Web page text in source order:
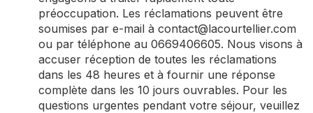
préoccupation. Les réclamations peuvent être
soumises par e-mail à contact@lacourtellier.com
ou par téléphone au 0669406605. Nous visons à
accuser réception de toutes les réclamations
dans les 48 heures et à fournir une réponse
complète dans les 10 jours ouvrables. Pour les
questions urgentes pendant votre séjour, veuillez